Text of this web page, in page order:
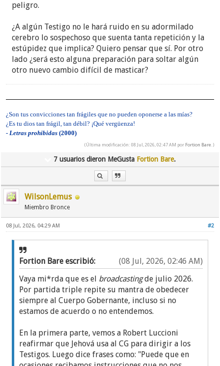
peligro.
¿A algún Testigo no le hará ruido en su adormilado
cerebro lo sospechoso que suenta tanta repetición y la
estúpidez que implica? Quiero pensar que sí. Por otro
lado ¿será esto alguna preparación para soltar algún
otro nuevo cambio difícil de masticar?
¿Son tus convicciones tan frágiles que no pueden oponerse a las mías?
¿Es tu dios tan frágil, tan débil? ¡Qué vergüenza!
-Letras prohibidas(2000)
(Última modificación: 08 Jul, 2026, 02:47 AM por Fortion Bare.)
7 usuarios dieron MeGusta Fortion Bare.
WilsonLemus
Miembro Bronce
#2
08 Jul, 2026, 04:29 AM
(08 Jul, 2026, 02:46 AM)
Fortion Bare escribió:
Vaya mi*rda que es el broadcastingde julio 2026.
Por partida triple repite su mantra de obedecer
siempre al Cuerpo Gobernante, incluso si no
estamos de acuerdo o no entendemos.
En la primera parte, vemos a Robert Luccioni
reafirmar que Jehová usa al CG para dirigir a los
Testigos. Luego dice frases como: "Puede que en